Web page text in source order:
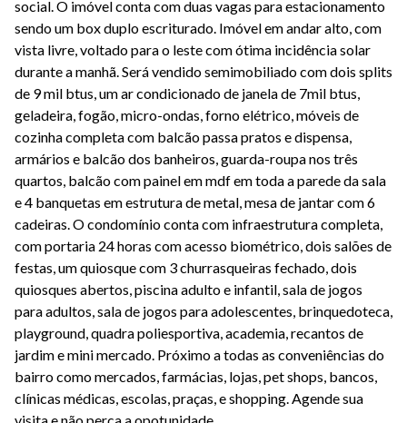
social. O imóvel conta com duas vagas para estacionamento
sendo um box duplo escriturado. Imóvel em andar alto, com
vista livre, voltado para o leste com ótima incidência solar
durante a manhã. Será vendido semimobiliado com dois splits
de 9 mil btus, um ar condicionado de janela de 7mil btus,
geladeira, fogão, micro-ondas, forno elétrico, móveis de
cozinha completa com balcão passa pratos e dispensa,
armários e balcão dos banheiros, guarda-roupa nos três
quartos, balcão com painel em mdf em toda a parede da sala
e 4 banquetas em estrutura de metal, mesa de jantar com 6
cadeiras. O condomínio conta com infraestrutura completa,
com portaria 24 horas com acesso biométrico, dois salões de
festas, um quiosque com 3 churrasqueiras fechado, dois
quiosques abertos, piscina adulto e infantil, sala de jogos
para adultos, sala de jogos para adolescentes, brinquedoteca,
playground, quadra poliesportiva, academia, recantos de
jardim e mini mercado. Próximo a todas as conveniências do
bairro como mercados, farmácias, lojas, pet shops, bancos,
clínicas médicas, escolas, praças, e shopping. Agende sua